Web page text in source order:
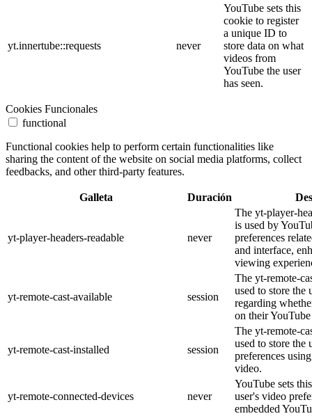
yt.innertube::requests never
YouTube sets this
cookie to register
a unique ID to
store data on what
videos from
YouTube the user
has seen.
Cookies Funcionales
functional
Functional cookies help to perform certain functionalities like
sharing the content of the website on social media platforms, collect
feedbacks, and other third-party features.
Galleta Duración
yt-player-headers-readable never
The yt-player-
is used by
preferences
and interface,
viewing
yt-remote-cast-available session
The yt-remote-
used to store the
regarding
on their
yt-remote-cast-installed session
The yt-remote-
used to store the
preferences
video.
yt-remote-connected-devices never
YouTube sets
user's video
embedded